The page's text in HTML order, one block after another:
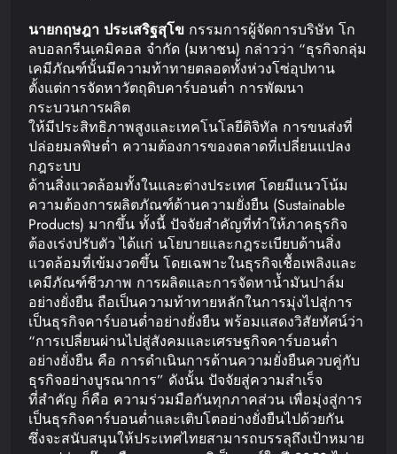
นายกฤษฎา ประเสริฐสุโข กรรมการผู้จัดการบริษัท โก
ลบอลกรีนเคมิคอล จำกัด (มหาชน) กล่าวว่า “ธุรกิจกลุ่ม
เคมีภัณฑ์นั้นมีความท้าทายตลอดทั้งห่วงโซ่อุปทาน
ตั้งแต่การจัดหาวัตถุดิบคาร์บอนต่ำ การพัฒนา
กระบวนการผลิต
ให้มีประสิทธิภาพสูงและเทคโนโลยีดิจิทัล การขนส่งที่
ปล่อยมลพิษต่ำ ความต้องการของตลาดที่เปลี่ยนแปลง
กฎระบบ
ด้านสิ่งแวดล้อมทั้งในและต่างประเทศ โดยมีแนวโน้ม
ความต้องการผลิตภัณฑ์ด้านความยั่งยืน (Sustainable
Products) มากขึ้น ทั้งนี้ ปัจจัยสำคัญที่ทำให้ภาคธุรกิจ
ต้องเร่งปรับตัว ได้แก่ นโยบายและกฎระเบียบด้านสิ่ง
แวดล้อมที่เข้มงวดขึ้น โดยเฉพาะในธุรกิจเชื้อเพลิงและ
เคมีภัณฑ์ชีวภาพ การผลิตและการจัดหาน้ำมันปาล์ม
อย่างยั่งยืน ถือเป็นความท้าทายหลักในการมุ่งไปสู่การ
เป็นธุรกิจคาร์บอนต่ำอย่างยั่งยืน พร้อมแสดงวิสัยทัศน์ว่า
“การเปลี่ยนผ่านไปสู่สังคมและเศรษฐกิจคาร์บอนต่ำ
อย่างยั่งยืน คือ การดำเนินการด้านความยั่งยืนควบคู่กับ
ธุรกิจอย่างบูรณาการ” ดังนั้น ปัจจัยสู่ความสำเร็จ
ที่สำคัญ ก็คือ ความร่วมมือกันทุกภาคส่วน เพื่อมุ่งสู่การ
เป็นธุรกิจคาร์บอนต่ำและเติบโตอย่างยั่งยืนไปด้วยกัน
ซึ่งจะสนับสนุนให้ประเทศไทยสามารถบรรลุถึงเป้าหมาย